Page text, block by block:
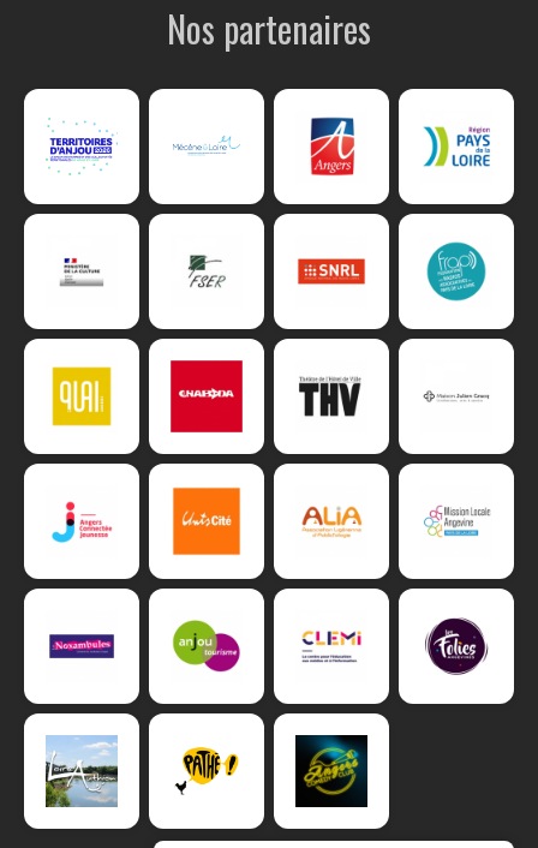
Nos partenaires